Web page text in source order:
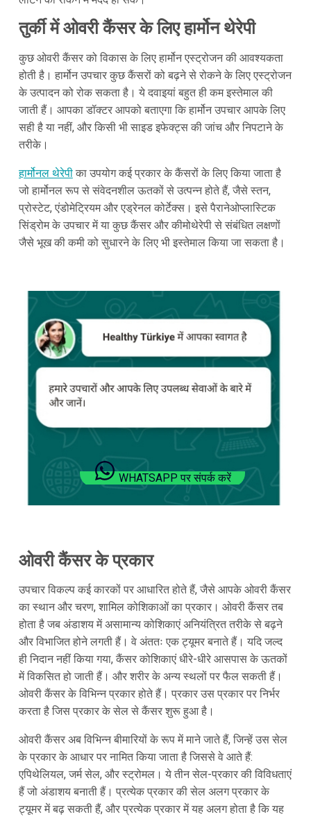
तुर्की में ओवरी कैंसर के लिए हार्मोन थेरेपी
कुछ ओवरी कैंसर को विकास के लिए हार्मोन एस्ट्रोजन की आवश्यकता
होती है। हार्मोन उपचार कुछ कैंसरों को बढ़ने से रोकने के लिए एस्ट्रोजन
के उत्पादन को रोक सकता है। ये दवाइयां बहुत ही कम इस्तेमाल की
जाती हैं। आपका डॉक्टर आपको बताएगा कि हार्मोन उपचार आपके लिए
सही है या नहीं, और किसी भी साइड इफेक्ट्स की जांच और निपटाने के
तरीके।
हार्मोनल थेरेपीका उपयोग कई प्रकार के कैंसरों के लिए किया जाता है
जो हार्मोनल रूप से संवेदनशील ऊतकों से उत्पन्न होते हैं, जैसे स्तन,
प्रोस्टेट, एंडोमेट्रियम और एड्रेनल कोर्टेक्स। इसे पैरानेओप्लास्टिक
सिंड्रोम के उपचार में या कुछ कैंसर और कीमोथेरेपी से संबंधित लक्षणों
जैसे भूख की कमी को सुधारने के लिए भी इस्तेमाल किया जा सकता है।
WHATSAPP पर संपर्क करें
ओवरी कैंसर के प्रकार
उपचार विकल्प कई कारकों पर आधारित होते हैं, जैसे आपके ओवरी कैंसर
का स्थान और चरण, शामिल कोशिकाओं का प्रकार। ओवरी कैंसर तब
होता है जब अंडाशय में असामान्य कोशिकाएं अनियंत्रित तरीके से बढ़ने
और विभाजित होने लगती हैं। वे अंततः एक ट्यूमर बनाते हैं। यदि जल्द
ही निदान नहीं किया गया, कैंसर कोशिकाएं धीरे-धीरे आसपास के ऊतकों
में विकसित हो जाती हैं। और शरीर के अन्य स्थलों पर फैल सकती हैं।
ओवरी कैंसर के विभिन्न प्रकार होते हैं। प्रकार उस प्रकार पर निर्भर
करता है जिस प्रकार के सेल से कैंसर शुरू हुआ है।
ओवरी कैंसर अब विभिन्न बीमारियों के रूप में माने जाते हैं, जिन्हें उस सेल
के प्रकार के आधार पर नामित किया जाता है जिससे वे आते हैं:
एपिथेलियल, जर्म सेल, और स्ट्रोमल। ये तीन सेल-प्रकार की विविधताएं
हैं जो अंडाशय बनाती हैं। प्रत्येक प्रकार की सेल अलग प्रकार के
ट्यूमर में बढ़ सकती हैं, और प्रत्येक प्रकार में यह अलग होता है कि यह